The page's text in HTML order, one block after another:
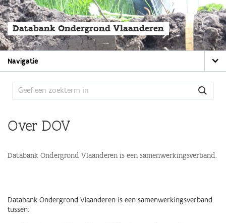
Overslaan
en
naar
de
algemene
inhoud
Databank Ondergrond Vlaanderen
Main
navigation
Navigatie
Over DOV
Databank Ondergrond Vlaanderen is een samenwerkingsverband.
Databank Ondergrond Vlaanderen is een samenwerkingsverband
tussen: